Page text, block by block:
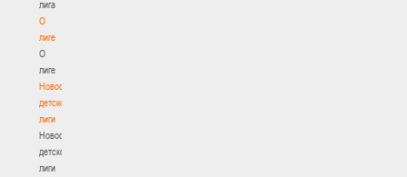
лига
О
лиге
О
лиге
Новости
детской
лиги
Новости
детской
лиги